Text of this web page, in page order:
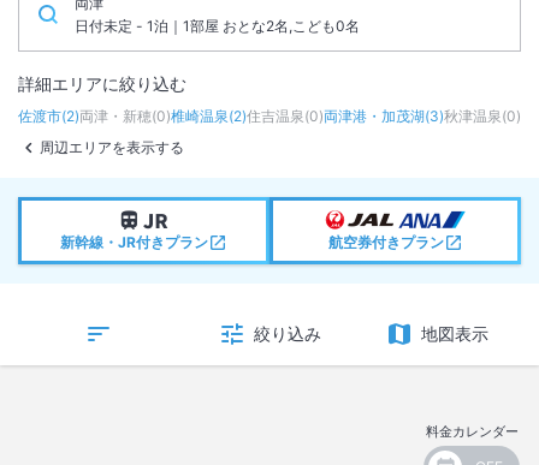
日付未定 - 1泊｜1部屋 おとな2名,こども0名
詳細エリアに絞り込む
佐渡市(2)両津・新穂(0)椎崎温泉(2)住吉温泉(0)両津港・加茂湖(3)秋津温泉(0)
周辺エリアを表示する
新幹線・JR付きプラン 航空券付きプラン
絞り込み 地図表示
料金カレンダー